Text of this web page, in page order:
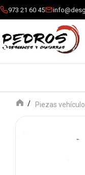
973 21 60 45
Piezas